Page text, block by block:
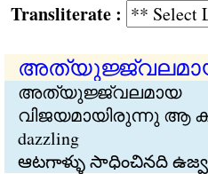
:
വിജയമായിരുന്നു ആ
dazzling
ఆటగాళ్ళు సాధించినది